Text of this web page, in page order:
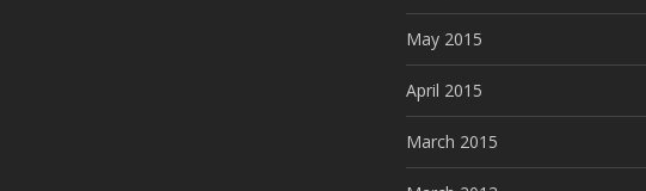
May 2015
April 2015
March 2015